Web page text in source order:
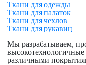
Ткани для одежды
Ткани для палаток
Ткани для чехлов
Ткани для рукавиц
Мы разрабатываем,
высокотехнологичные
различными